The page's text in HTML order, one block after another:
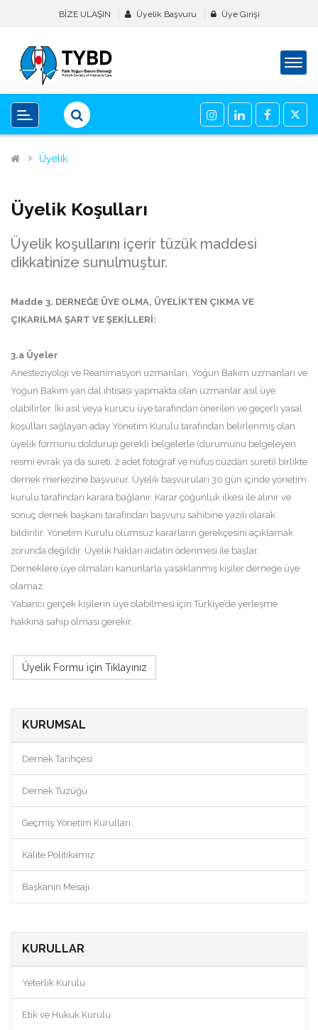
BİZE ULAŞIN Üyelik Başvuru Üye Girişi
Üyelik
Üyelik Koşulları
Üyelik koşullarını içerir tüzük maddesi
dikkatinize sunulmuştur.
Madde 3. DERNEĞE ÜYE OLMA, ÜYELİKTEN ÇIKMA VE
ÇIKARILMA ŞART VE ŞEKİLLERİ:
3.a Üyeler
Anesteziyoloji ve Reanimasyon uzmanları, Yoğun Bakım uzmanları ve
Yoğun Bakım yan dal ihtisası yapmakta olan uzmanlar asıl üye
olabilirler. İki asıl veya kurucu üye tarafından önerilen ve geçerli yasal
koşulları sağlayan aday Yönetim Kurulu tarafından belirlenmiş olan
üyelik formunu doldurup gerekli belgelerle (durumunu belgeleyen
resmi evrak ya da sureti, 2 adet fotoğraf ve nüfus cüzdan sureti) birlikte
dernek merkezine başvurur. Üyelik başvuruları 30 gün içinde yönetim
kurulu tarafından karara bağlanır. Karar çoğunluk ilkesi ile alınır ve
sonuç dernek başkanı tarafından başvuru sahibine yazılı olarak
bildirilir. Yönetim Kurulu olumsuz kararların gerekçesini açıklamak
zorunda değildir. Üyelik hakları aidatın ödenmesi ile başlar.
Derneklere üye olmaları kanunlarla yasaklanmış kişiler derneğe üye
olamaz.
Yabancı gerçek kişilerin üye olabilmesi için Türkiye’de yerleşme
hakkına sahip olması gerekir.
Üyelik Formu için Tıklayınız
KURUMSAL
Dernek Tarihçesi
Dernek Tüzüğü
Geçmiş Yönetim Kurulları
Kalite Politikamız
Başkanın Mesajı
KURULLAR
Yeterlik Kurulu
Etik ve Hukuk Kurulu